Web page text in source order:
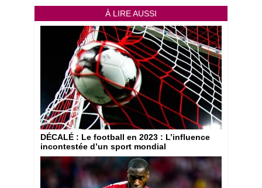
À LIRE AUSSI
DÉCALÉ : Le football en 2023 : L’influence
incontestée d’un sport mondial